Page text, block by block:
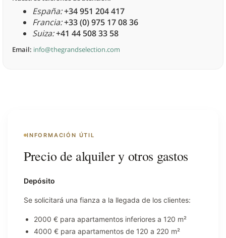
España:+34 951 204 417
Francia:+33 (0) 975 17 08 36
Suiza:+41 44 508 33 58
Email: info@thegrandselection.com
INFORMACIÓN ÚTIL
Precio de alquiler y otros gastos
Depósito
Se solicitará una fianza a la llegada de los clientes:
2000 € para apartamentos inferiores a 120 m²
4000 € para apartamentos de 120 a 220 m²